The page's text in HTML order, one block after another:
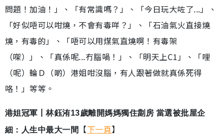
問題！加油！」、「有常識嗎？」、「今日玩大咗了...」、
「好似唔可以咁燒，不會有毒咩？」、「石油氣火直接燒
燒，有毒的」、「唔可以用煤氣直燒啊！有毒架
（㗎）」、「真係呢...冇腦喎！」、「明天上C1」、「哩
（呢）輪Ｄ（啲）港姐咁沒腦，有人跟著做就真係死得
咯！」等等。
港姐冠軍丨林鈺洧13歲離開媽媽獨住劏房 當選被批屋企
細：人生中最大一間
【下一頁】